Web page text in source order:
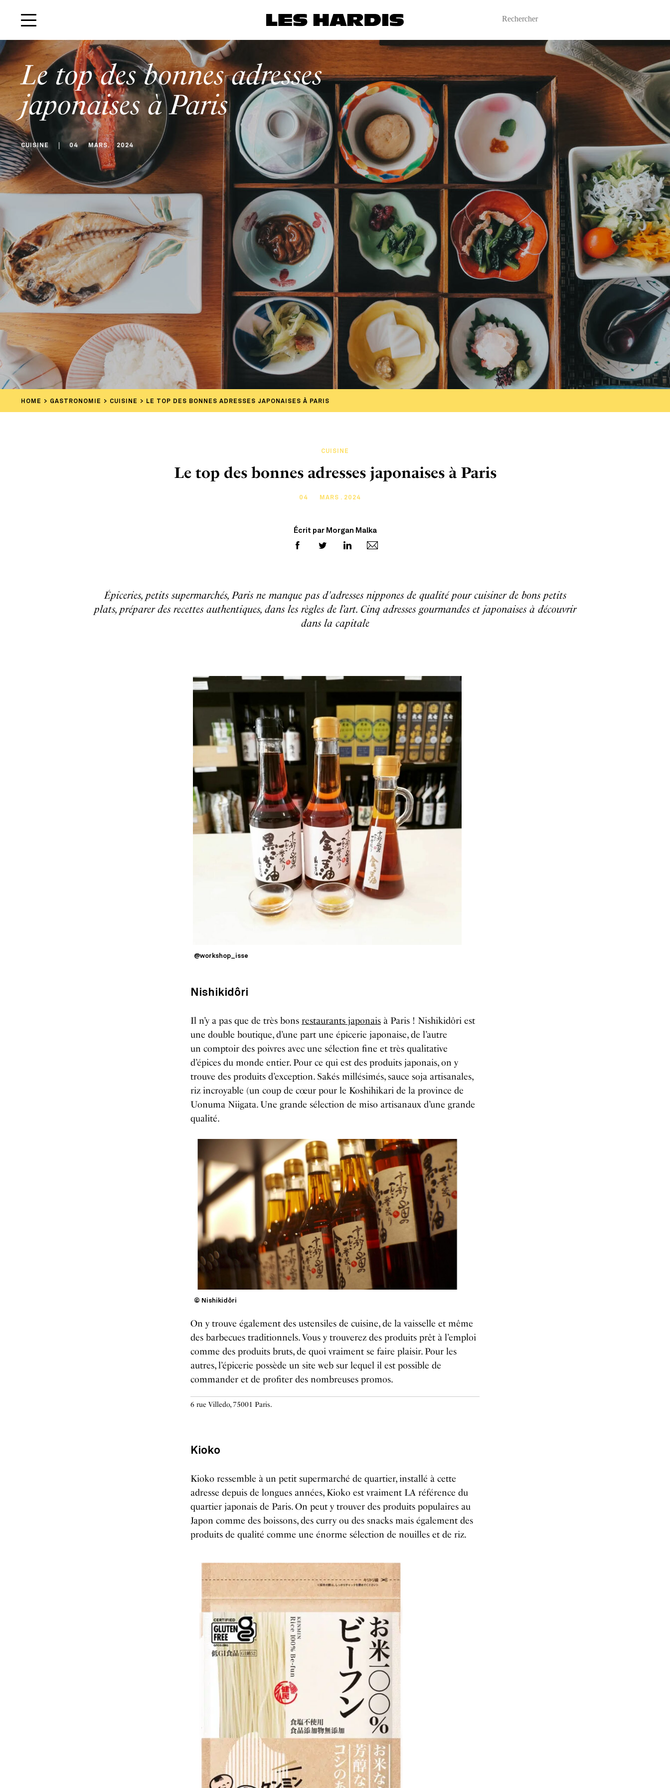
Le top des bonnes adresses
japonaises à Paris
CUISINE 04 MARS. 2024
HOME GASTRONOMIE CUISINE LE TOP DES BONNES ADRESSES JAPONAISES À PARIS
CUISINE
Le top des bonnes adresses japonaises à Paris
04 MARS . 2024
Écrit par Morgan Malka
Épiceries, petits supermarchés, Paris ne manque pas d'adresses nippones de qualité pour cuisiner de bons petits
plats, préparer des recettes authentiques, dans les règles de l’art. Cinq adresses gourmandes et japonaises à découvrir
dans la capitale
@workshop_isse
Nishikidôri
Il n’y a pas que de très bons restaurants japonais à Paris ! Nishikidôri est
une double boutique, d’une part une épicerie japonaise, de l’autre
un comptoir des poivres avec une sélection fine et très qualitative
d’épices du monde entier. Pour ce qui est des produits japonais, on y
trouve des produits d’exception. Sakés millésimés, sauce soja artisanales,
riz incroyable (un coup de cœur pour le Koshihikari de la province de
Uonuma Niigata. Une grande sélection de miso artisanaux d’une grande
qualité.
© Nishikidôri
On y trouve également des ustensiles de cuisine, de la vaisselle et même
des barbecues traditionnels. Vous y trouverez des produits prêt à l’emploi
comme des produits bruts, de quoi vraiment se faire plaisir. Pour les
autres, l’épicerie possède un site web sur lequel il est possible de
commander et de profiter des nombreuses promos.
6 rue Villedo, 75001 Paris.
Kioko
Kioko ressemble à un petit supermarché de quartier, installé à cette
adresse depuis de longues années, Kioko est vraiment LA référence du
quartier japonais de Paris. On peut y trouver des produits populaires au
Japon comme des boissons, des curry ou des snacks mais également des
produits de qualité comme une énorme sélection de nouilles et de riz.